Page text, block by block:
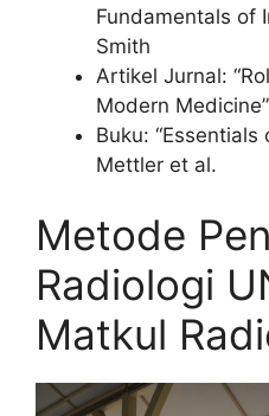
Fundamentals of
Smith
Artikel Jurnal:
Modern
Buku: “Essentials
Mettler et al.
Metode
Radiologi
Matkul